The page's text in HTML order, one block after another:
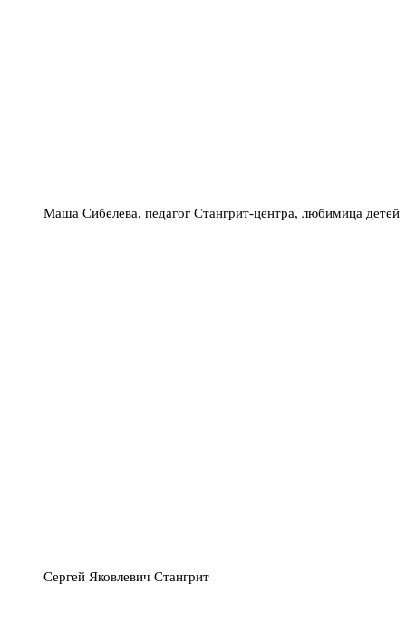
Маша Сибелева, педагог Стангрит-центра, любимица детей
Сергей Яковлевич Стангрит